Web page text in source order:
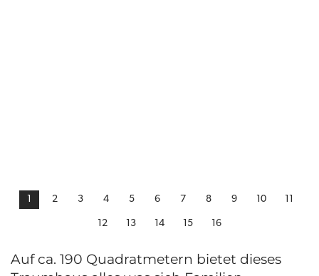
1 2 3 4 5 6 7 8 9 10 11
12 13 14 15 16
Auf ca. 190 Quadratmetern bietet dieses